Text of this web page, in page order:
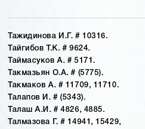
Тажидинова И.Г. # 10316.
Тайгибов Т.К. # 9624.
Таймасуков А. # 5171.
Такмазьян О.А. # (5775).
Такмаков А. # 11709, 11710.
Талапов И. # (5343).
Талаш А.И. # 4826, 4885.
Талмазова Г. # 14941, 15429,